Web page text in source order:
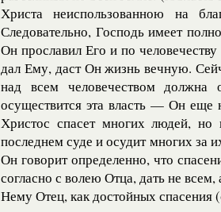
Христа неиспользованною на
Следовательно, Господь имеет
Он прославил Его и по
дал Ему, даст Он жизнь вечную.
над всем человечеством должна
осуществится эта власть — Он еще
Христос спасет многих людей,
последнем суде и осудит многих за
Он говорит определенно, что
согласно с волею Отца, дать не
Нему Отец, как достойных спасения